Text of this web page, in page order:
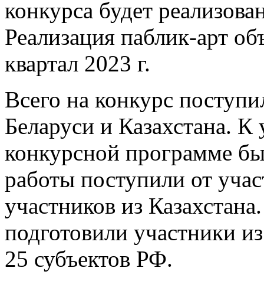
конкурса будет
Реализация паблик-арт
квартал 2023 г.
Всего на конкурс
Беларуси и Казахстана.
конкурсной программе
работы поступили от
участников из
подготовили участники
25 субъектов РФ.